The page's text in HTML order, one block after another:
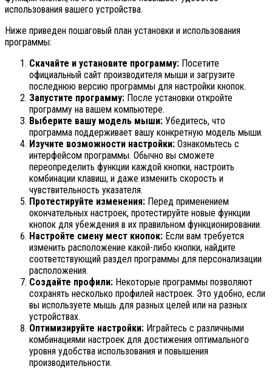
использования вашего устройства.
Ниже приведен пошаговый план установки и использования
программы:
Скачайте и установите программу: Посетите
официальный сайт производителя мыши и загрузите
последнюю версию программы для настройки кнопок.
Запустите программу: После установки откройте
программу на вашем компьютере.
Выберите вашу модель мыши: Убедитесь, что
программа поддерживает вашу конкретную модель мыши.
Изучите возможности настройки: Ознакомьтесь с
интерфейсом программы. Обычно вы сможете
переопределить функции каждой кнопки, настроить
комбинации клавиш, и даже изменить скорость и
чувствительность указателя.
Протестируйте изменения: Перед применением
окончательных настроек, протестируйте новые функции
кнопок для убеждения в их правильном функционировании.
Настройте смену мест кнопок: Если вам требуется
изменить расположение какой-либо кнопки, найдите
соответствующий раздел программы для персонализации
расположения.
Создайте профили: Некоторые программы позволяют
сохранять несколько профилей настроек. Это удобно, если
вы используете мышь для разных целей или на разных
устройствах.
Оптимизируйте настройки: Играйтесь с различными
комбинациями настроек для достижения оптимального
уровня удобства использования и повышения
производительности.